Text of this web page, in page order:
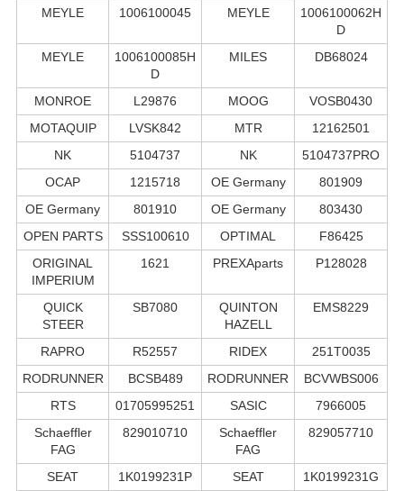
MEYLE
1006100045 MEYLE
1006100062H
D
MEYLE
1006100085H
D
MILES DB68024
MONROE L29876 MOOG
VOSB0430
MOTAQUIP
LVSK842 MTR
12162501
NK
5104737 NK
5104737PRO
OCAP
1215718 OE Germany
801909
OE Germany
801910 OE Germany
803430
OPEN PARTS
SSS100610 OPTIMAL
F86425
ORIGINAL
IMPERIUM
1621 PREXAparts P128028
QUICK
STEER
SB7080
QUINTON
HAZELL
EMS8229
RAPRO R52557 RIDEX
251T0035
RODRUNNER
BCSB489 RODRUNNER
BCVWBS006
RTS
01705995251 SASIC
7966005
Schaeffler
FAG
829010710
Schaeffler
FAG
829057710
SEAT 1K0199231P SEAT
1K0199231G